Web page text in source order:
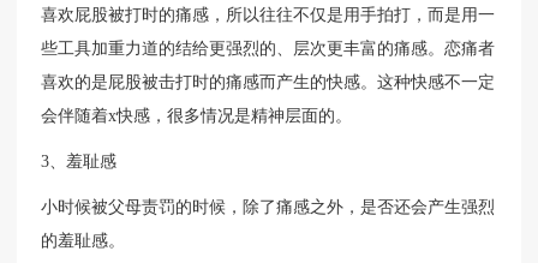
喜欢屁股被打时的痛感，所以往往不仅是用手拍打，而是用一
些工具加重力道的结给更强烈的、层次更丰富的痛感。恋痛者
喜欢的是屁股被击打时的痛感而产生的快感。这种快感不一定
会伴随着x快感，很多情况是精神层面的。
3、羞耻感
小时候被父母责罚的时候，除了痛感之外，是否还会产生强烈
的羞耻感。